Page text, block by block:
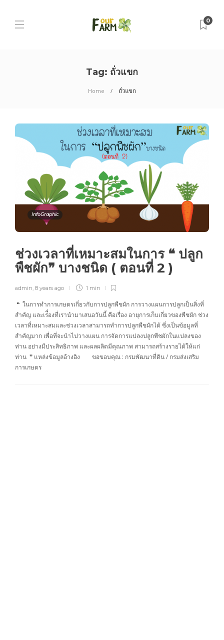
0
Tag: ถั่วแขก
Home ถั่วแขก
InfoGraphic
ช่วงเวลาที่เหมาะสมในการ ❝ ปลูก
พืชผัก❞ บางชนิด ( ตอนที่ 2 )
admin, 8 years ago 1 min
❝ ในการทำการเกษตรเกี่ยวกับการปลูกพืชผัก การวางแผนการปลูกเป็นสิ่งที่
สำคัญ และเร่ื่องที่เรานำมาเสนอวันนี้ คือเรื่อง อายุการเก็บเกี่ยวของพืชผัก ช่วง
เวลาที่เหมาะสมและช่วงเวลาสามารถทำการปลูกพืชผักได้ ซึ่งเป็นข้อมูลที่
สำคัญมาก เพื่อที่จะนำไปวางแผน การจัดการแปลงปลูกพืชผักในแปลงของ
ท่าน อย่างมีประสิทธิภาพ และผลผลิตมีคุณภาพ สามารถสร้างรายได้ให้แก่
ท่าน ❞ แหล่งข้อมูลอ้างอิง ขอขอบคุณ : กรมพัฒนาที่ดิน / กรมส่งเสริม
การเกษตร